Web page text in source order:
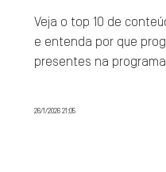
Veja o top 10 de
e entenda por que
presentes na
26/1/2026 21:05